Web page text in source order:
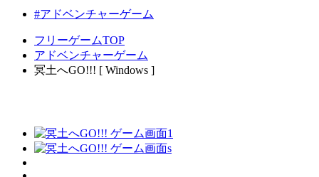
#アドベンチャーゲーム
フリーゲームTOP
アドベンチャーゲーム
冥土へGO!!! [ Windows ]